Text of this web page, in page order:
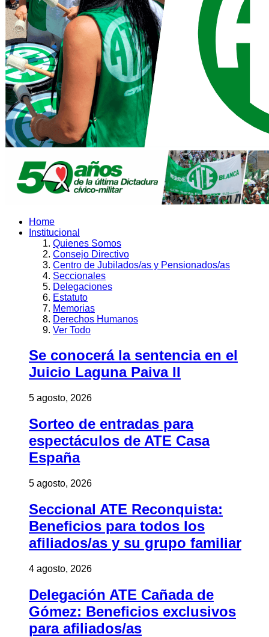
Home
Institucional
Quienes Somos
Consejo Directivo
Centro de Jubilados/as y Pensionados/as
Seccionales
Delegaciones
Estatuto
Memorias
Derechos Humanos
Ver Todo
Se conocerá la sentencia en el
Juicio Laguna Paiva II
5 agosto, 2026
Sorteo de entradas para
espectáculos de ATE Casa
España
5 agosto, 2026
Seccional ATE Reconquista:
Beneficios para todos los
afiliados/as y su grupo familiar
4 agosto, 2026
Delegación ATE Cañada de
Gómez: Beneficios exclusivos
para afiliados/as